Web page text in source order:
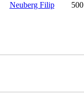
Neuberg Filip
500